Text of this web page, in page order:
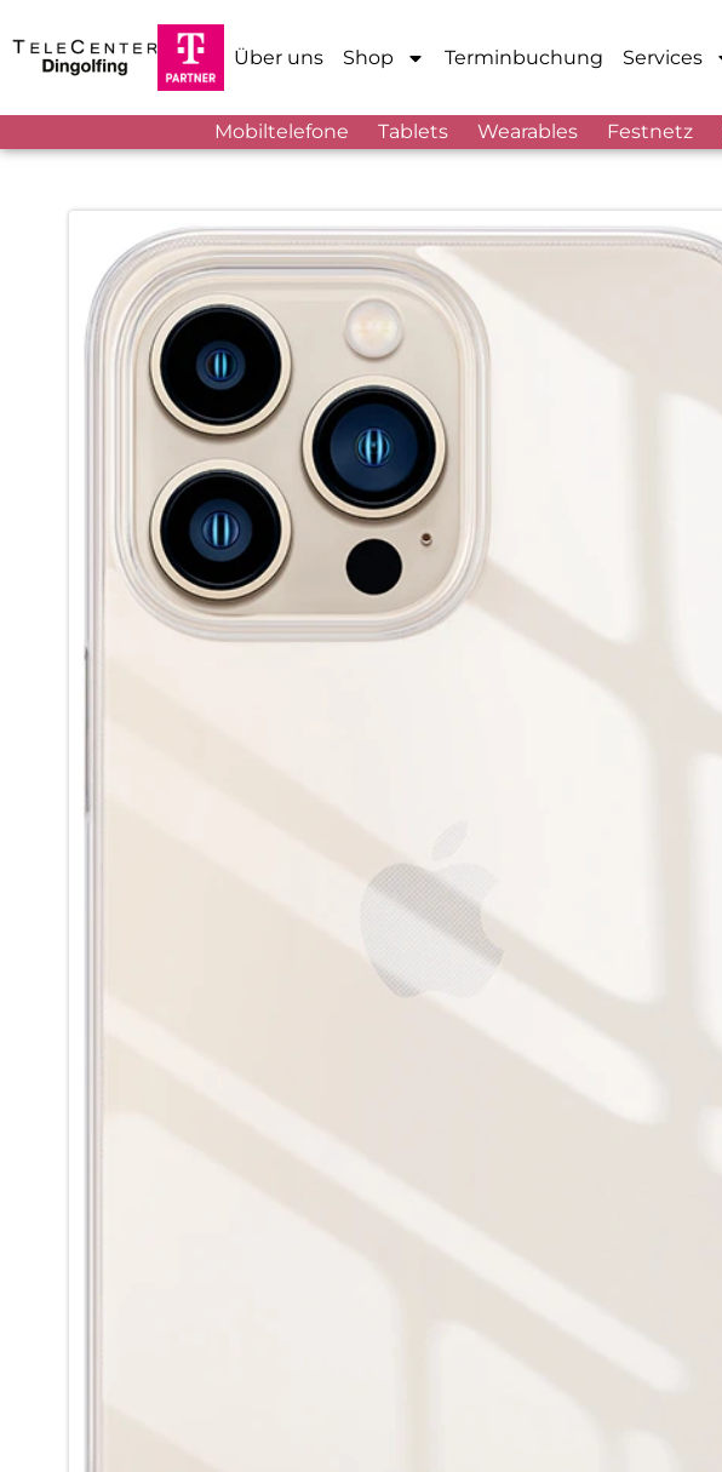
Über uns Shop Terminbuchung Services
Mobiltelefone Tablets Wearables Festnetz